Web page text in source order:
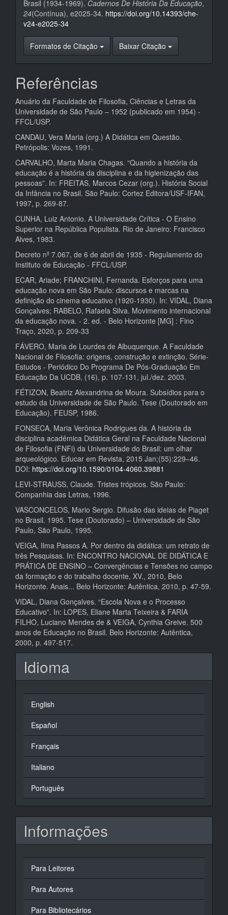
Brasil (1934-1969). Cadernos De História Da Educação,
24(Contínua), e2025-34. https://doi.org/10.14393/che-
v24-e2025-34
Formatos de Citação Baixar Citação
Referências
Anuário da Faculdade de Filosofia, Ciências e Letras da
Universidade de São Paulo – 1952 (publicado em 1954) -
FFCL/USP.
CANDAU, Vera Maria (org.) A Didática em Questão.
Petrópolis: Vozes, 1991.
CARVALHO, Marta Maria Chagas. “Quando a história da
educação é a história da disciplina e da higienização das
pessoas”. In: FREITAS, Marcos Cezar (org.). História Social
da Infância no Brasil. São Paulo: Cortez Editora/USF-IFAN,
1997, p. 269-87.
CUNHA, Luiz Antonio. A Universidade Crítica - O Ensino
Superior na República Populista. Rio de Janeiro: Francisco
Alves, 1983.
Decreto nº 7.067, de 6 de abril de 1935 - Regulamento do
Instituto de Educação - FFCL/USP.
ECAR, Ariade; FRANCHINI, Fernanda. Esforços para uma
educação nova em São Paulo: discursos e marcas na
definição do cinema educativo (1920-1930). In: VIDAL, Diana
Gonçalves; RABELO, Rafaela Silva. Movimento internacional
da educação nova. - 2. ed. - Belo Horizonte [MG] : Fino
Traço, 2020, p. 209-33
FÁVERO, Maria de Lourdes de Albuquerque. A Faculdade
Nacional de Filosofia: origens, construção e extinção. Série-
Estudos - Periódico Do Programa De Pós-Graduação Em
Educação Da UCDB, (16), p. 107-131, jul./dez. 2003.
FÉTIZON, Beatriz Alexandrina de Moura. Subsídios para o
estudo da Universidade de São Paulo. Tese (Doutorado em
Educação). FEUSP, 1986.
FONSECA, Maria Verônica Rodrigues da. A história da
disciplina acadêmica Didática Geral na Faculdade Nacional
de Filosofia (FNFi) da Universidade do Brasil: um olhar
arqueológico. Educar em Revista, 2015 Jan;(55):229–46.
DOI: https://doi.org/10.1590/0104-4060.39881
LEVI-STRAUSS, Claude. Tristes trópicos. São Paulo:
Companhia das Letras, 1996.
VASCONCELOS, Mario Sergio. Difusão das ideias de Piaget
no Brasil. 1995. Tese (Doutorado) – Universidade de São
Paulo, São Paulo, 1995.
VEIGA, Ilma Passos A. Por dentro da didática: um retrato de
três Pesquisas. In: ENCONTRO NACIONAL DE DIDÁTICA E
PRÁTICA DE ENSINO – Convergências e Tensões no campo
da formação e do trabalho docente, XV., 2010, Belo
Horizonte. Anais... Belo Horizonte: Autêntica, 2010, p. 47-59.
VIDAL, Diana Gonçalves. “Escola Nova e o Processo
Educativo”. In: LOPES, Eliane Marta Teixeira & FARIA
FILHO, Luciano Mendes de & VEIGA, Cynthia Greive. 500
anos de Educação no Brasil. Belo Horizonte: Autêntica,
2000, p. 497-517.
Idioma
English
Español
Français
Italiano
Português
Informações
Para Leitores
Para Autores
Para Bibliotecários